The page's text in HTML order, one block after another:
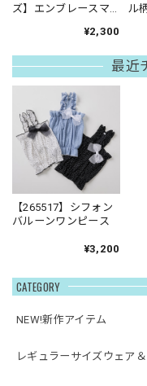
CATEGORY
NEW!新作アイテム
レギュラーサイズウェア
ズ】エンブレースマ
¥2,300
ル
最近
【265517】シフォン
バルーンワンピース
¥3,200